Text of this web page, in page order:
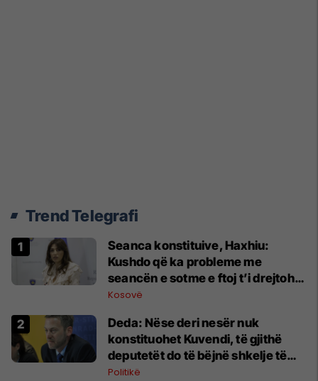
Trend Telegrafi
Seanca konstituive, Haxhiu:
Kushdo që ka probleme me
seancën e sotme e ftoj t’i drejtohet
Kushtetueses
Kosovë
Deda: Nëse deri nesër nuk
konstituohet Kuvendi, të gjithë
deputetët do të bëjnë shkelje të
rëndë kushtetuese
Politikë